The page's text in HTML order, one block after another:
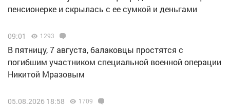
пенсионерке и скрылась с ее сумкой и деньгами
09:01 1293
В пятницу, 7 августа, балаковцы простятся с
погибшим участником специальной военной операции
Никитой Мразовым
05.08.2026 18:58 1709